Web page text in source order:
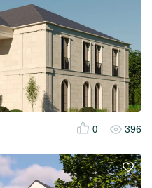
0 396